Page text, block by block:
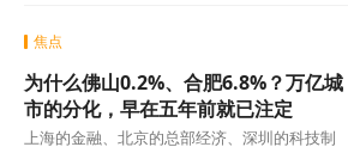
焦点
为什么佛山0.2%、合肥6.8%？万亿城
市的分化，早在五年前就已注定
上海的金融、北京的总部经济、深圳的科技制